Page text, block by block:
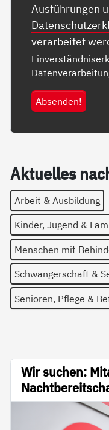
Ausführungen
verarbeitet
Absenden!
Ak­­tu­el­­les
Arbeit & Ausbildung
Kinder, Jugend &
Menschen mit
Schwangerschaft &
Senioren, Pflege &
Wir suchen: